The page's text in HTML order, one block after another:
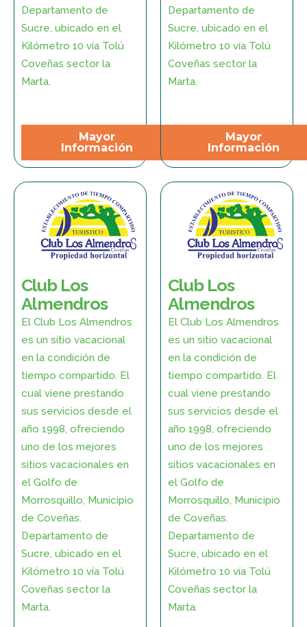
Departamento de
Sucre, ubicado en el
Kilómetro 10 vía Tolú
Coveñas sector la
Marta.
Mayor
Información
Departamento de
Sucre, ubicado en el
Kilómetro 10 vía Tolú
Coveñas sector la
Marta.
Mayor
Información
Club Los
Almendros
El Club Los Almendros
es un sitio vacacional
en la condición de
tiempo compartido. El
cual viene prestando
sus servicios desde el
año 1998, ofreciendo
uno de los mejores
sitios vacacionales en
el Golfo de
Morrosquillo, Municipio
de Coveñas.
Departamento de
Sucre, ubicado en el
Kilómetro 10 vía Tolú
Coveñas sector la
Marta.
Club Los
Almendros
El Club Los Almendros
es un sitio vacacional
en la condición de
tiempo compartido. El
cual viene prestando
sus servicios desde el
año 1998, ofreciendo
uno de los mejores
sitios vacacionales en
el Golfo de
Morrosquillo, Municipio
de Coveñas.
Departamento de
Sucre, ubicado en el
Kilómetro 10 vía Tolú
Coveñas sector la
Marta.